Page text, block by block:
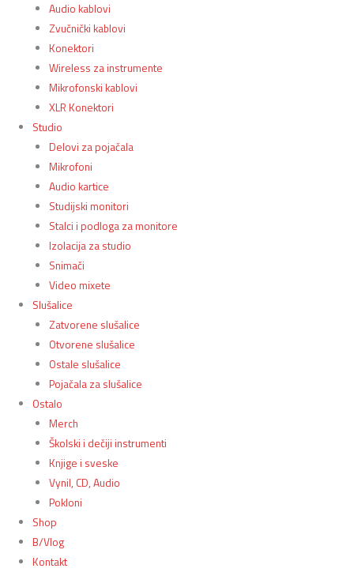
Audio kablovi
Zvučnički kablovi
Konektori
Wireless za instrumente
Mikrofonski kablovi
XLR Konektori
Studio
Delovi za pojačala
Mikrofoni
Audio kartice
Studijski monitori
Stalci i podloga za monitore
Izolacija za studio
Snimači
Video mixete
Slušalice
Zatvorene slušalice
Otvorene slušalice
Ostale slušalice
Pojačala za slušalice
Ostalo
Merch
Školski i dečiji instrumenti
Knjige i sveske
Vynil, CD, Audio
Pokloni
Shop
B/Vlog
Kontakt